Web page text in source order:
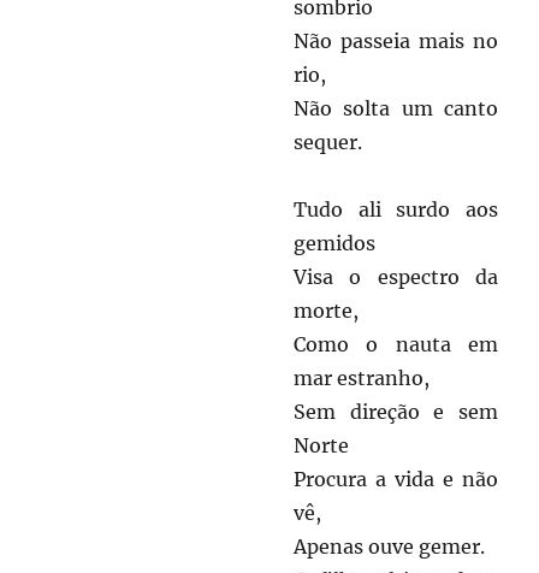
sombrio
Não passeia mais no
rio,
Não solta um canto
sequer.
Tudo ali surdo aos
gemidos
Visa o espectro da
morte,
Como o nauta em
mar estranho,
Sem direção e sem
Norte
Procura a vida e não
vê,
Apenas ouve gemer.